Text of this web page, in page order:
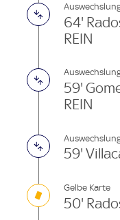
64'
REIN
59'
REIN
59'
Gelbe Karte
50'